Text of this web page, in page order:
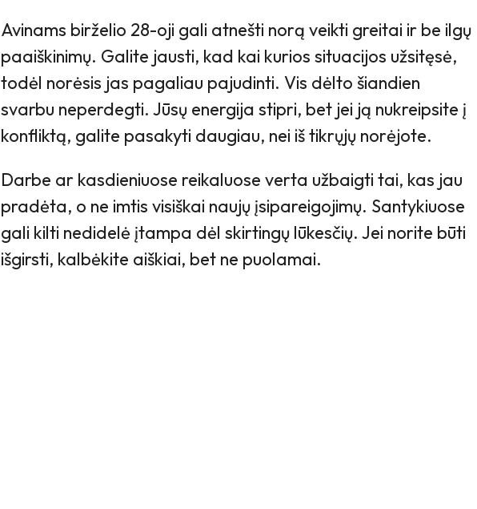
Avinams birželio 28-oji gali atnešti norą veikti greitai ir be ilgų
paaiškinimų. Galite jausti, kad kai kurios situacijos užsitęsė,
todėl norėsis jas pagaliau pajudinti. Vis dėlto šiandien
svarbu neperdegti. Jūsų energija stipri, bet jei ją nukreipsite į
konfliktą, galite pasakyti daugiau, nei iš tikrųjų norėjote.
Darbe ar kasdieniuose reikaluose verta užbaigti tai, kas jau
pradėta, o ne imtis visiškai naujų įsipareigojimų. Santykiuose
gali kilti nedidelė įtampa dėl skirtingų lūkesčių. Jei norite būti
išgirsti, kalbėkite aiškiai, bet ne puolamai.